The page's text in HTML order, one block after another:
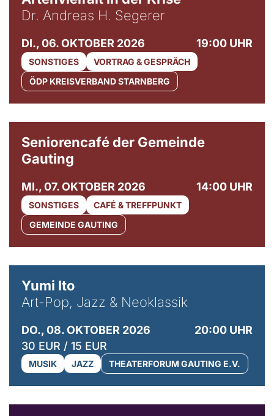
Dr. Andreas H. Segerer
DI., 06. OKTOBER 2026 19:00 UHR
SONSTIGES
VORTRAG & GESPRÄCH
ÖDP KREISVERBAND STARNBERG
Seniorencafé der Gemeinde
Gauting
MI., 07. OKTOBER 2026 14:00 UHR
SONSTIGES
CAFÉ & TREFFPUNKT
GEMEINDE GAUTING
Yumi Ito
Art-Pop, Jazz & Neoklassik
DO., 08. OKTOBER 2026
20:00 UHR
30 EUR / 15 EUR
MUSIK JAZZ THEATERFORUM GAUTING E.V.